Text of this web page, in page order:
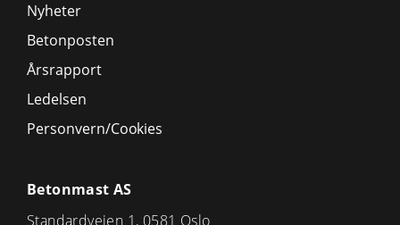
Nyheter
Betonposten
Årsrapport
Ledelsen
Personvern/Cookies
Betonmast AS
Standardveien 1, 0581 Oslo